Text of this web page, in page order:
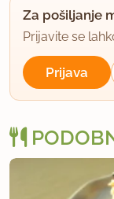
Hvala
uporabno
tanjaj
21.8.2008 ob
Za pošiljanje
Prijavite se
Prijava